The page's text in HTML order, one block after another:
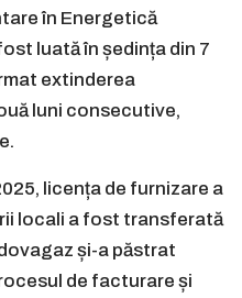
în Energetică
luată în ședința din 7
extinderea
luni consecutive,
licența de furnizare a
locali a fost transferată
și-a păstrat
de facturare și